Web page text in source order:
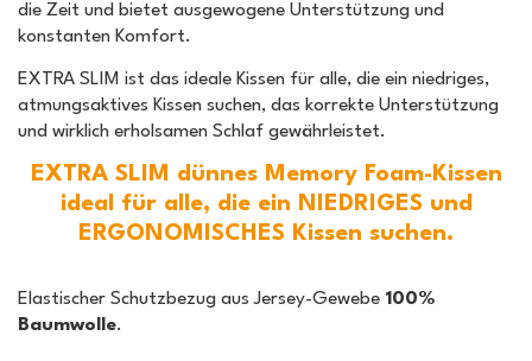
die Zeit und bietet ausgewogene Unterstützung und
konstanten Komfort.
EXTRA SLIM ist das ideale Kissen für alle, die ein niedriges,
atmungsaktives Kissen suchen, das korrekte Unterstützung
und wirklich erholsamen Schlaf gewährleistet.
EXTRA SLIM dünnes Memory Foam-Kissen
ideal für alle, die ein NIEDRIGES und
ERGONOMISCHES Kissen suchen.
Elastischer Schutzbezug aus Jersey-Gewebe 100%
Baumwolle.